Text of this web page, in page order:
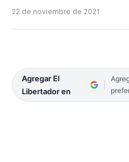
22 de noviembre de 2021
Agregar El
Libertador en